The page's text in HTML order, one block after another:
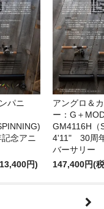
パニ
念アニ
円)
アングロ＆
ー：G＋
GM4116H（
4'11" 30周
バーサリー
147,400円(